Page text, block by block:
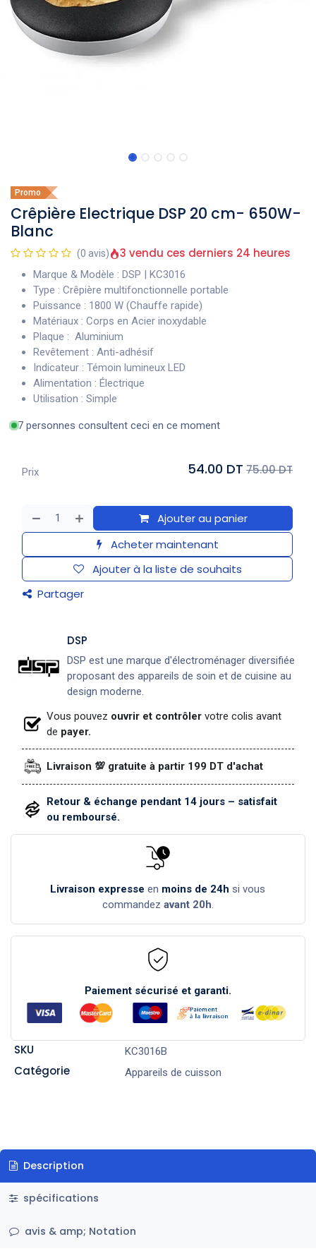
Promo
Crêpière Electrique DSP 20 cm- 650W-
Blanc
(0 avis) 3 vendu ces derniers 24 heures
Marque & Modèle : DSP | KC3016
Type : Crêpière multifonctionnelle portable
Puissance : 1800 W (Chauffe rapide)
Matériaux : Corps en Acier inoxydable
Plaque : Aluminium
Revêtement : Anti-adhésif
Indicateur : Témoin lumineux LED
Alimentation : Électrique
Utilisation : Simple
7 personnes consultent ceci en ce moment
Ajouter au panier
Acheter maintenant
Ajouter à la liste de souhaits
Partager
Prix 54.00 DT 75.00 DT
DSP
DSP est une marque d'électroménager diversifiée
proposant des appareils de soin et de cuisine au
design moderne.
Vous pouvez ouvrir et contrôler votre colis avant
de payer.
Livraison 💯 gratuite à partir 199 DT d'achat
Retour & échange pendant 14 jours – satisfait
ou remboursé.
Livraison expresse en moins de 24h si vous
commandez avant 20h.
Paiement sécurisé et garanti.
SKU KC3016B
Catégorie Appareils de cuisson
Description
spécifications
avis & amp; Notation